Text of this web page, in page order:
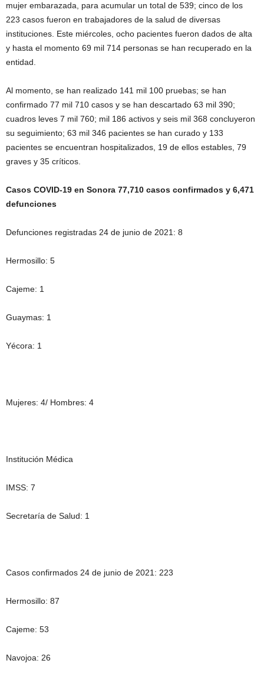
mujer embarazada, para acumular un total de 539; cinco de los
223 casos fueron en trabajadores de la salud de diversas
instituciones. Este miércoles, ocho pacientes fueron dados de alta
y hasta el momento 69 mil 714 personas se han recuperado en la
entidad.
Al momento, se han realizado 141 mil 100 pruebas; se han
confirmado 77 mil 710 casos y se han descartado 63 mil 390;
cuadros leves 7 mil 760; mil 186 activos y seis mil 368 concluyeron
su seguimiento; 63 mil 346 pacientes se han curado y 133
pacientes se encuentran hospitalizados, 19 de ellos estables, 79
graves y 35 críticos.
Casos COVID-19 en Sonora 77,710 casos confirmados y 6,471
defunciones
Defunciones registradas 24 de junio de 2021: 8
Hermosillo: 5
Cajeme: 1
Guaymas: 1
Yécora: 1
Mujeres: 4/ Hombres: 4
Institución Médica
IMSS: 7
Secretaría de Salud: 1
Casos confirmados 24 de junio de 2021: 223
Hermosillo: 87
Cajeme: 53
Navojoa: 26